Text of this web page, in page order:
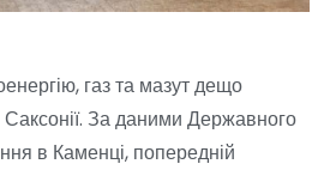
газ та мазут дещо
За даними Державного
в Каменці, попередній